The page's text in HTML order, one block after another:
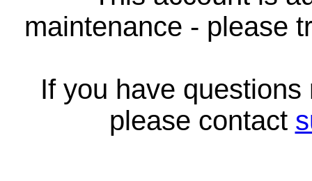
maintenance - please
If you have
please contact